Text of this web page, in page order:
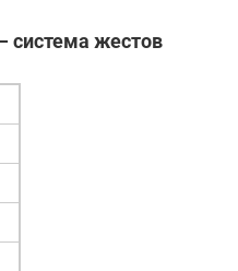
система жестов